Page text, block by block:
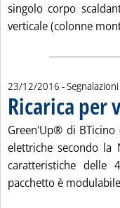
singolo corpo
verticale (colonne
23/12/2016 -
Ricarica per
Green'Up® di
elettriche secondo la
caratteristiche
pacchetto è